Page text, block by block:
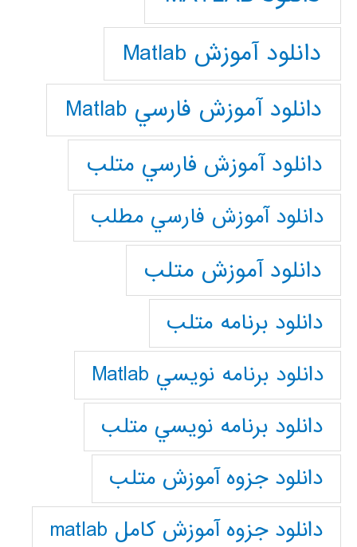
دانلود آموزش Matlab
دانلود آموزش فارسي Matlab
دانلود آموزش فارسي متلب
دانلود آموزش فارسي مطلب
دانلود آموزش متلب
دانلود برنامه متلب
دانلود برنامه نويسي Matlab
دانلود برنامه نويسي متلب
دانلود جزوه آموزش متلب
دانلود جزوه آموزش کامل matlab